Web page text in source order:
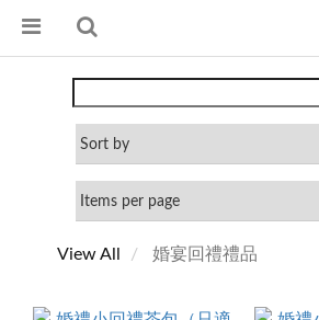
View All 婚宴回禮禮品